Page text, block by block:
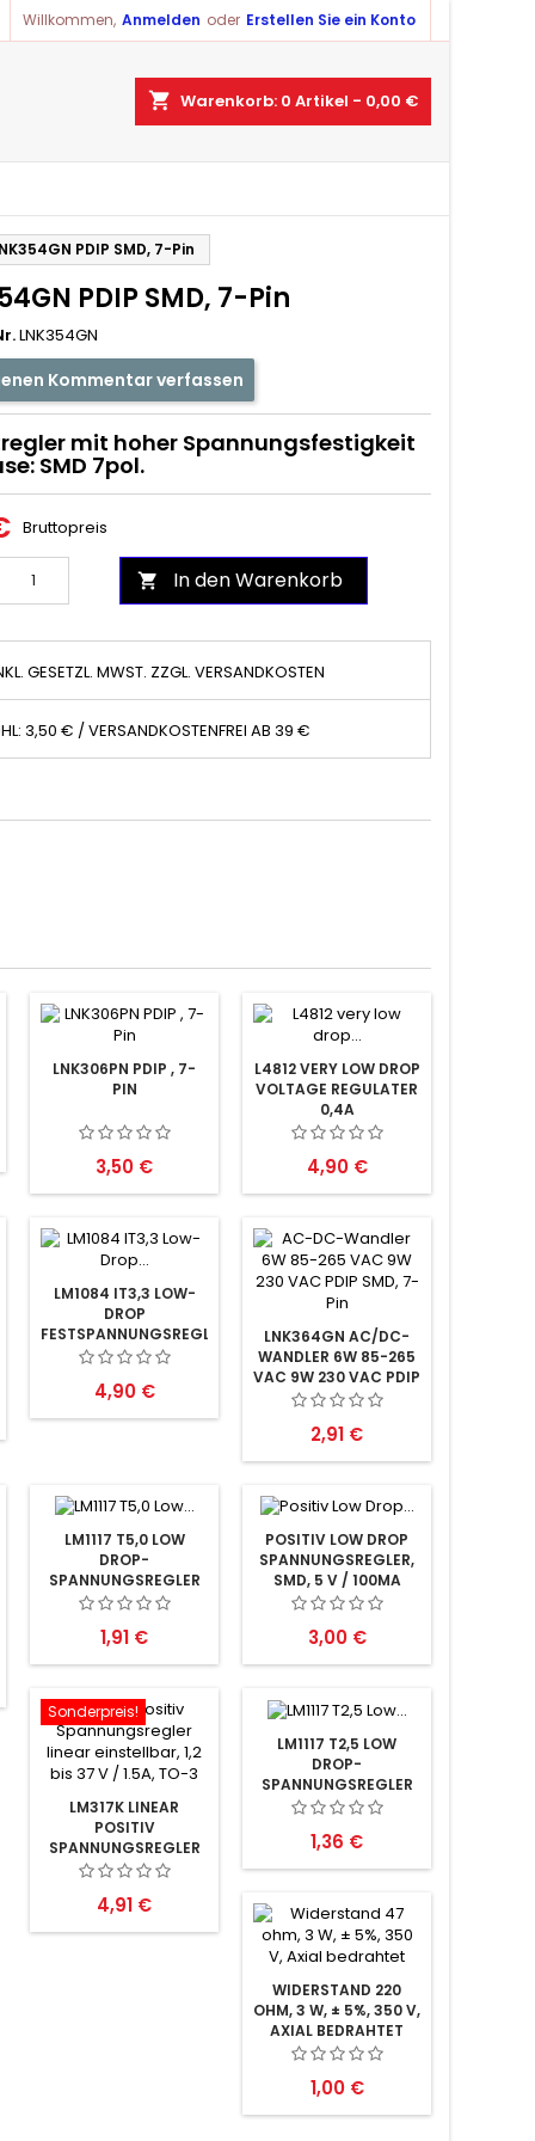
Willkommen, Anmelden oder Erstellen Sie ein Konto
shopping_cart Warenkorb: 0 Artikel - 0,00 €
PDIP SMD, 7-Pin
PDIP SMD, 7-Pin
LNK354GN
Kommentar verfassen
mit hoher Spannungsfestigkeit
SMD 7pol.
Bruttopreis
 In den Warenkorb
GESETZL. MWST. ZZGL. VERSANDKOSTEN
3,50 € / VERSANDKOSTENFREI AB 39 €
LNK306PN PDIP , 7-
PIN
Preis
3,50 €
L4812 VERY LOW DROP
VOLTAGE REGULATER
0,4A
Preis
4,90 €
LM1084 IT3,3 LOW-
DROP
FESTSPANNUNGSREGLER
+3,3V, 5A
Preis
4,90 €
LNK364GN AC/DC-
WANDLER 6W 85-265
VAC 9W 230 VAC PDIP
SMD, 7-PIN
Preis
2,91 €
LM1117 T5,0 LOW
DROP-
SPANNUNGSREGLER
5V 0,8A
Preis
1,91 €
POSITIV LOW DROP
SPANNUNGSREGLER,
SMD, 5 V / 100MA
WSOIC-20
Preis
3,00 €
Sonderpreis!
LM317K LINEAR
POSITIV
SPANNUNGSREGLER
EINSTELLBAR, 1.5A,
Preis
4,91 €
LM1117 T2,5 LOW
DROP-
SPANNUNGSREGLER
2,5V 0,8A
Preis
1,36 €
WIDERSTAND 220
OHM, 3 W, ± 5%, 350 V,
AXIAL BEDRAHTET
Preis
1,00 €